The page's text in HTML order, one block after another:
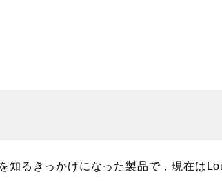
るきっかけになった製品で，現在は